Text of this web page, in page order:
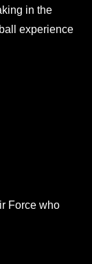
in the
experience
Force who